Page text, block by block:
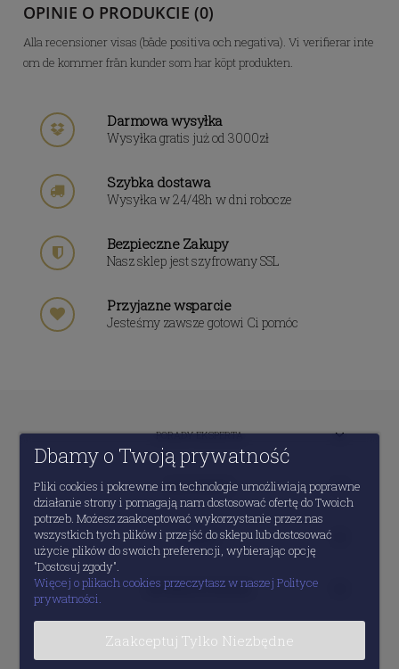
OPINIE O PRODUKCIE (0)
Alla recensioner visas (både positiva och negativa). Vi verifierar inte
om de kommer från kunder som har köpt produkten.
Darmowa wysyłka
Wysyłka gratis już od 3000zł
Szybka dostawa
Wysyłka w 24/48h w dni robocze
Bezpieczne Zakupy
Nasz sklep jest szyfrowany SSL
Przyjazne wsparcie
Jesteśmy zawsze gotowi Ci pomóc
PORADY EKSPERTA
MOJE KONTO
POMOC
INFORMACJE PRAWNE
O FIRMIE
Dbamy o Twoją prywatność
Pliki cookies i pokrewne im technologie umożliwiają poprawne
działanie strony i pomagają nam dostosować ofertę do Twoich
potrzeb. Możesz zaakceptować wykorzystanie przez nas
wszystkich tych plików i przejść do sklepu lub dostosować
użycie plików do swoich preferencji, wybierając opcję
"Dostosuj zgody".
Więcej o plikach cookies przeczytasz w naszej Polityce
prywatności.
Zaakceptuj Tylko Niezbędne